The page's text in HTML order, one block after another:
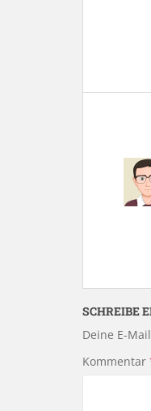
SCHREIBE
Deine E-
Kommentar